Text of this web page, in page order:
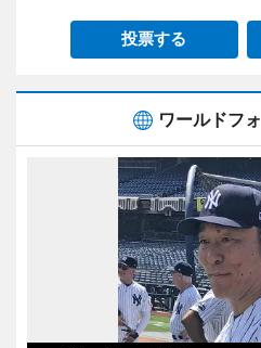
投票する
ワールドフ